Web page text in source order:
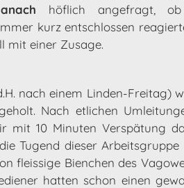
höflich angefragt,
kurz entschlossen
mit einer Zusage.
nach einem Linden-Freitag)
Nach etlichen
mit 10 Minuten Verspätung
Tugend dieser Arbeitsgruppe
fleissige Bienchen des
hatten schon einen